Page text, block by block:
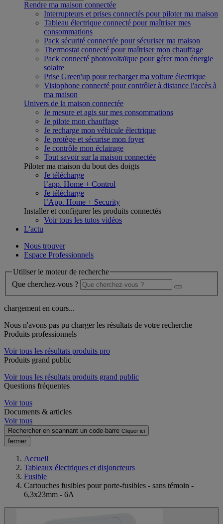
Rendre ma maison connectée
Interrupteurs et prises connectés pour piloter ma maison
Tableau électrique connecté pour maîtriser mes
consommations
Pack sécurité connectée pour sécuriser ma maison
Thermostat connecté pour maîtriser mon chauffage
Pack connecté photovoltaïque pour gérer mon énergie
solaire
Prise Green'up pour recharger ma voiture électrique
Visiophone connecté pour contrôler à distance l'accès à
ma maison
Univers de la maison connectée
Je mesure et agis sur mes consommations
Je pilote mon chauffage
Je recharge mon véhicule électrique
Je protège et sécurise mon foyer
Je contrôle mon éclairage
Tout savoir sur la maison connectée
Piloter ma maison du bout des doigts
Je télécharge
l’app. Home + Control
Je télécharge
l’App. Home + Security
Installer et configurer les produits connectés
Voir tous les tutos vidéos
L'actu
Nous trouver
Espace Professionnels
Utiliser le moteur de recherche
Que cherchez-vous ?
chargement en cours...
Nous n'avons pas pu charger les résultats de votre recherche
Produits professionnels
Voir tous les résultats produits pro
Produits grand public
Voir tous les résultats produits grand public
Questions fréquentes
Voir tous
Documents & articles
Voir tous
Rechercher en scannant un code-barre Cliquer ici
fermer
Accueil
Tableaux électriques et disjoncteurs
Fusible
Cartouches fusibles pour porte-fusibles - sans témoin -
6,3x23mm - 6A